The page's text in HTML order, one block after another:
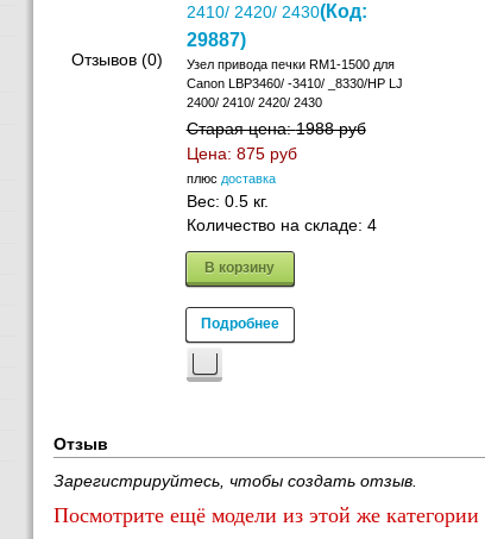
Отзывов (0)
2410/ 2420/ 2430(Код:
29887)
Узел привода печки RM1-1500 для
Canon LBP3460/ -3410/ _8330/HP LJ
2400/ 2410/ 2420/ 2430
Старая цена:1988 руб
Цена: 875 руб
плюс доставка
Вес: 0.5 кг.
Количество на складе: 4
В корзину
Подробнее
Отзыв
Зарегистрируйтесь, чтобы создать отзыв.
Посмотрите ещё модели из этой же категории